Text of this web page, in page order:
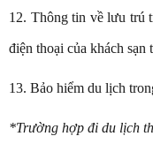
12. Thông tin về lưu trú
điện thoại của khách sạn
13. Bảo hiểm du lịch
*Trường hợp đi du lịch